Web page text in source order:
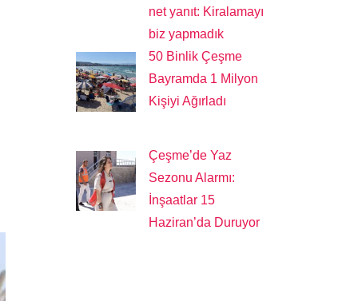
net yanıt: Kiralamayı
biz yapmadık
50 Binlik Çeşme
Bayramda 1 Milyon
Kişiyi Ağırladı
Çeşme’de Yaz
Sezonu Alarmı:
İnşaatlar 15
Haziran’da Duruyor